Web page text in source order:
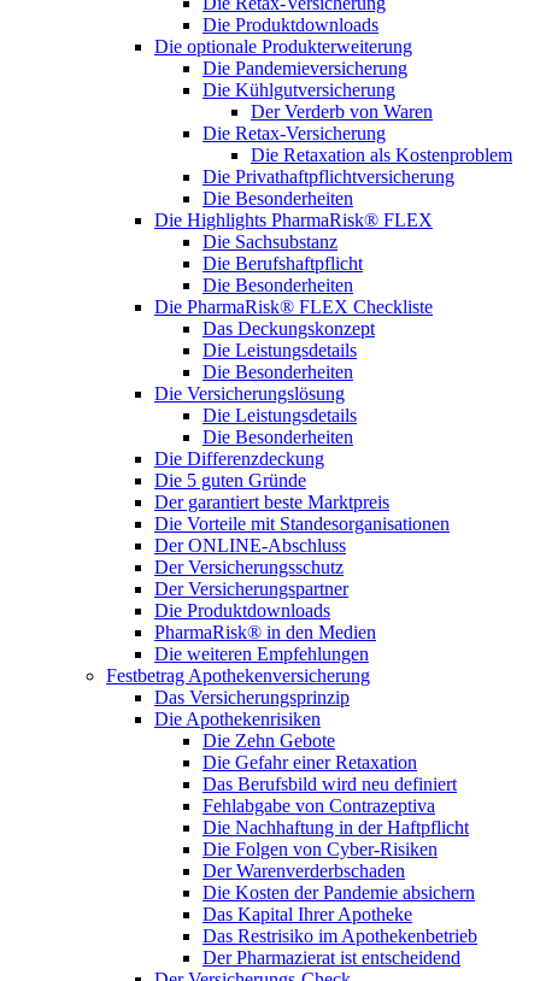
Die Produktdownloads
Die optionale Produkterweiterung
Die Pandemieversicherung
Die Kühlgutversicherung
Der Verderb von Waren
Die Retax-Versicherung
Die Retaxation als Kostenproblem
Die Privathaftpflichtversicherung
Die Besonderheiten
Die Highlights PharmaRisk® FLEX
Die Sachsubstanz
Die Berufshaftpflicht
Die Besonderheiten
Die PharmaRisk® FLEX Checkliste
Das Deckungskonzept
Die Leistungsdetails
Die Besonderheiten
Die Versicherungslösung
Die Leistungsdetails
Die Besonderheiten
Die Differenzdeckung
Die 5 guten Gründe
Der garantiert beste Marktpreis
Die Vorteile mit Standesorganisationen
Der ONLINE-Abschluss
Der Versicherungsschutz
Der Versicherungspartner
Die Produktdownloads
PharmaRisk® in den Medien
Die weiteren Empfehlungen
Festbetrag Apothekenversicherung
Das Versicherungsprinzip
Die Apothekenrisiken
Die Zehn Gebote
Die Gefahr einer Retaxation
Das Berufsbild wird neu definiert
Fehlabgabe von Contrazeptiva
Die Nachhaftung in der Haftpflicht
Die Folgen von Cyber-Risiken
Der Warenverderbschaden
Die Kosten der Pandemie absichern
Das Kapital Ihrer Apotheke
Das Restrisiko im Apothekenbetrieb
Der Pharmazierat ist entscheidend